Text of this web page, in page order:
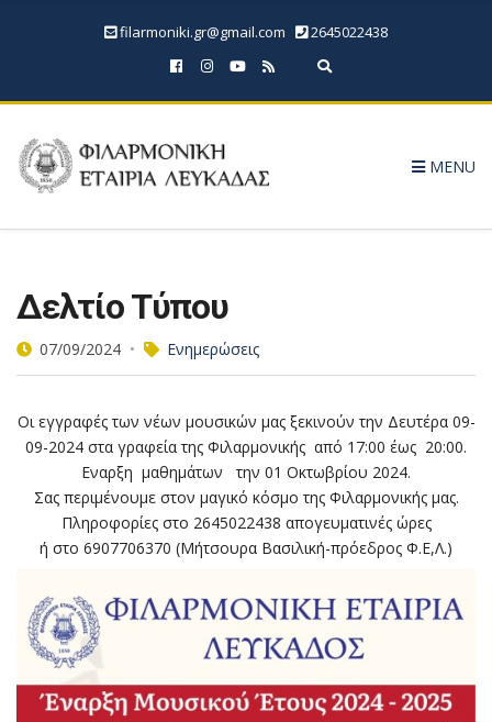
filarmoniki.gr@gmail.com
2645022438
Expand search form
MENU
Δελτίο Τύπου
07/09/2024 Ενημερώσεις
Οι εγγραφές των νέων μουσικών μας ξεκινούν την Δευτέρα 09-
09-2024 στα γραφεία της Φιλαρμονικής από 17:00 έως 20:00.
Εναρξη μαθημάτων την 01 Οκτωβρίου 2024.
Σας περιμένουμε στον μαγικό κόσμο της Φιλαρμονικής μας.
Πληροφορίες στο 2645022438 απογευματινές ώρες
ή στο 6907706370 (Μήτσουρα Βασιλική-πρόεδρος Φ.Ε,Λ.)